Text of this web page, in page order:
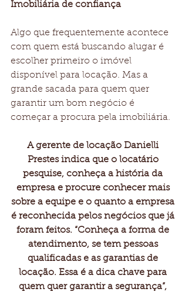
Imobiliária de confiança
Algo que frequentemente acontece
com quem está buscando alugar é
escolher primeiro o imóvel
disponível para locação. Mas a
grande sacada para quem quer
garantir um bom negócio é
começar a procura pela imobiliária.
A gerente de locação Danielli
Prestes indica que o locatário
pesquise, conheça a história da
empresa e procure conhecer mais
sobre a equipe e o quanto a empresa
é reconhecida pelos negócios que já
foram feitos. “Conheça a forma de
atendimento, se tem pessoas
qualificadas e as garantias de
locação. Essa é a dica chave para
quem quer garantir a segurança”,